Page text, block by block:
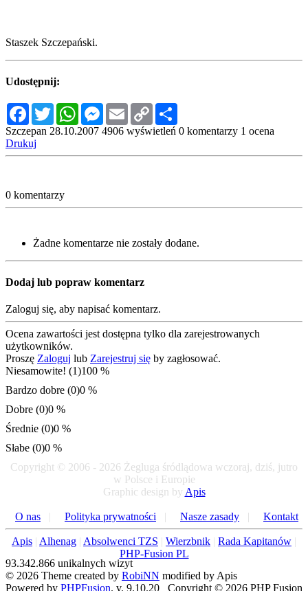
Staszek Szczepański.
Udostępnij:
Facebook
TwitterWhatsAppMessenger
Email Copy
Link
Szczepan 28.10.2007 4906 wyświetleń 0 komentarzy 1 ocena
Drukuj
0 komentarzy
Żadne komentarze nie zostały dodane.
Dodaj lub popraw komentarz
Zaloguj się, aby napisać komentarz.
Ocena zawartości jest dostępna tylko dla zarejestrowanych
użytkowników.
Proszę Zaloguj lub Zarejestruj się by zagłosować.
Niesamowite! (1)100 %
Bardzo dobre (0)0 %
Dobre (0)0 %
Średnie (0)0 %
Słabe (0)0 %
Copyright © 2006 - 2026 Żegluga śródlądowa wczoraj, dziś, jutro
w Polsce i Europie
Graphic design by Apis
O nas Polityka prywatności Nasze zasady Kontakt
Apis Alhenag Absolwenci TZS Wierzbnik Rada Kapitanów
PHP-Fusion PL
93.342.866 unikalnych wizyt
© 2026 Theme created by RobiNN modified by Apis
Powered by PHPFusion. v. 9.10.20 Copyright © 2026 PHP Fusion